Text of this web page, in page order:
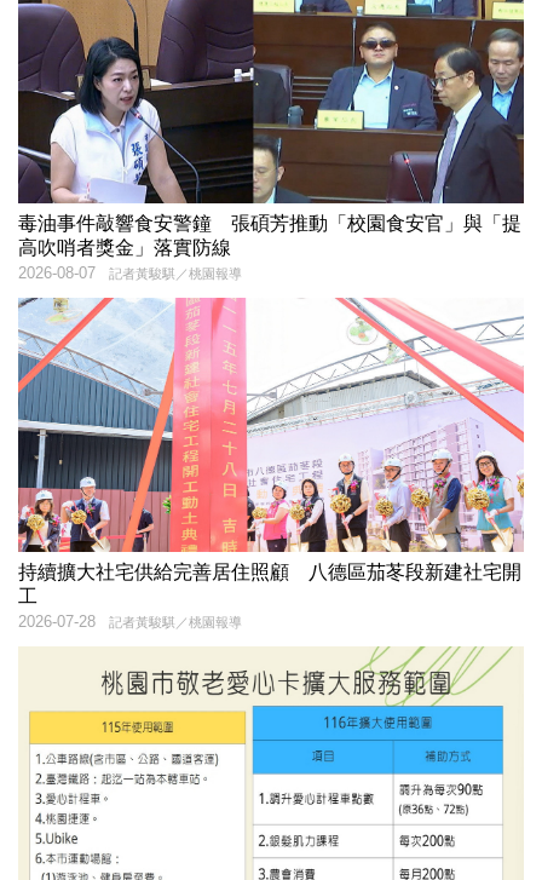
毒油事件敲響食安警鐘 張碩芳推動「校園食安官」與「提
高吹哨者獎金」落實防線
記者黃駿騏／桃園報導
2026-08-07
持續擴大社宅供給完善居住照顧 八德區茄苳段新建社宅開
工
記者黃駿騏／桃園報導
2026-07-28